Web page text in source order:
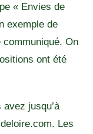
« Envies de
exemple de
communiqué. On
ont été
jusqu’à
Les